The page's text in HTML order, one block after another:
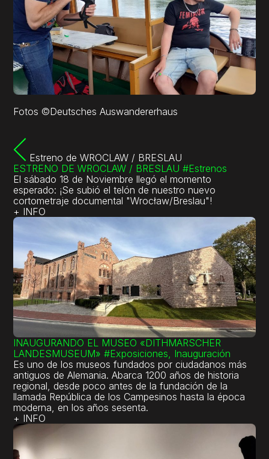
Fotos ©Deutsches Auswandererhaus
Navegación
de
entradas
Estreno de WROCLAW / BRESLAU
ESTRENO DE WROCLAW / BRESLAU #Estrenos
El sábado 18 de Noviembre llegó el momento
esperado: ¡Se subió el telón de nuestro nuevo
cortometraje documental "Wrocław/Breslau"!
+ INFO
INAUGURANDO EL MUSEO «DITHMARSCHER
LANDESMUSEUM» #Exposiciones, Inauguración
Es uno de los museos fundados por ciudadanos más
antiguos de Alemania. Abarca 1200 años de historia
regional, desde poco antes de la fundación de la
llamada República de los Campesinos hasta la época
moderna, en los años sesenta.
+ INFO